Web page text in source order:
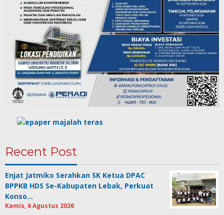
Recent Post
Enjat Jatmiko Serahkan SK Ketua DPAC
BPPKB HDS Se-Kabupaten Lebak, Perkuat
Konso…
Kamis, 6 Agustus 2026